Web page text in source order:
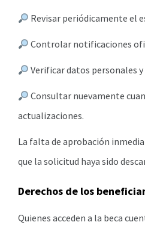
Revisar periódicamente el
Controlar notificaciones
Verificar datos personales y
Consultar nuevamente
actualizaciones.
La falta de aprobación
que la solicitud haya sido
Derechos de los
Quienes acceden a la beca